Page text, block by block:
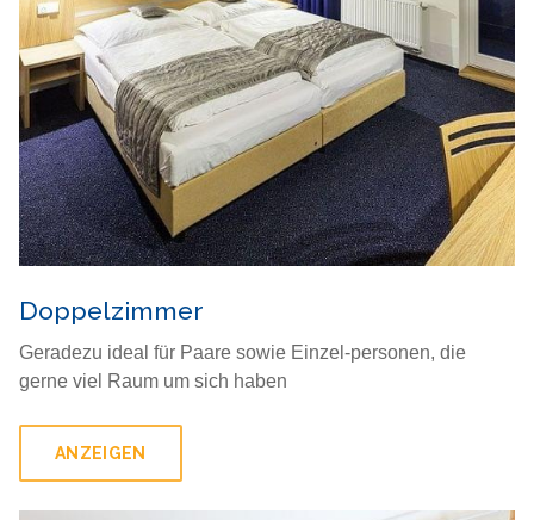
Doppelzimmer
Geradezu ideal für Paare sowie Einzel-personen, die
gerne viel Raum um sich haben
ANZEIGEN